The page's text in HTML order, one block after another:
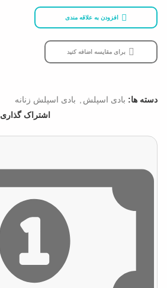
افزودن به علاقه مندی
برای مقایسه اضافه کنید
دسته ها: بادی اسپلش
بادی اسپلش زنانه
اشتراک گذاری